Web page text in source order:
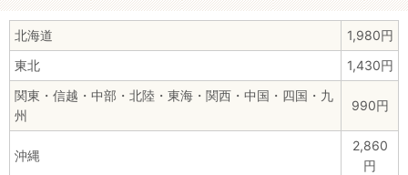
北海道
1,980円
東北
1,430円
関東・信越・中部・北陸・東海・関西・中国・四国・九
州
990円
沖縄
2,860
円